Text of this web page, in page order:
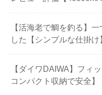
【活海老で鯛を釣る】
した【シンプルな仕掛け
【ダイワDAIWA】フィ
コンパクト収納で安全】